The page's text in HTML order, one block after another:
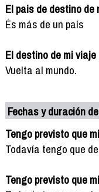
El pais de destino de
És más de un país
El destino de mi viaje
Vuelta al mundo.
Fechas y duración
Tengo previsto que
Todavía tengo que
Tengo previsto que